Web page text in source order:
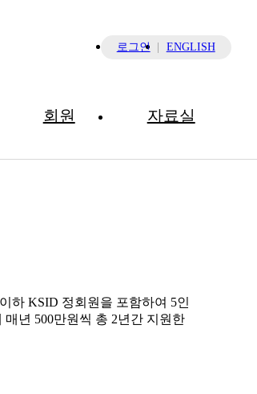
ENGLISH
로그인
회원 자료실
하 KSID 정회원을 포함하여 5인
년 500만원씩 총 2년간 지원한